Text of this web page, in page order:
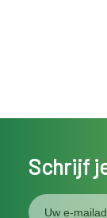
Schrijf